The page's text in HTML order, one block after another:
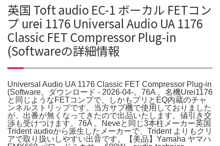
英国 Toft audio EC-1 ボーカル FETコン
プ urei 1176 Universal Audio UA 1176
Classic FET Compressor Plug-in
(Softwareの詳細情報
Universal Audio UA 1176 Classic FET Compressor Plug-in
(Software。ダウンロード - 2026-04-。76A 。名機Urei1176
と同じようなFETコンプで、しかもプリとEQ内蔵のチャ
ンネルストリップです。当方サブ機で使用しておりました
が、出番が無くなってきたので出品いたします。値引き交
渉も受けつけます。76A 。Neveと同じ3本柱メーカー英国
Trident audioから派生したメーカーで、Trident よりもクリ
アで取り扱いしやすい出音です。【美品】Yamaha ヤマハ